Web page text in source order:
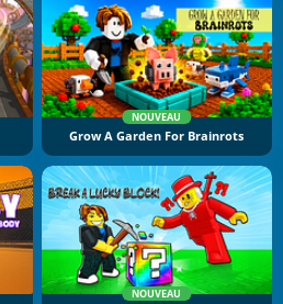
NOUVEAU
Grow A Garden For Brainrots
NOUVEAU